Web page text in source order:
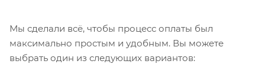
Мы сделали всё, чтобы процесс оплаты был
максимально простым и удобным. Вы можете
выбрать один из следующих вариантов: